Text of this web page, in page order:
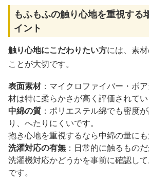
もふもふの触り心地を重視する
イント
触り心地にこだわりたい方には、素
ことが大切です。
表面素材：マイクロファイバー・ボ
材は特に柔らかさが高く評価されてい
中綿の質 ：ポリエステル綿でも密度
り、へたりにくいです。
抱き心地を重視するなら中綿の量にも
洗濯対応の有無 ：日常的に触るもの
洗濯機対応かどうかを事前に確認し
です。